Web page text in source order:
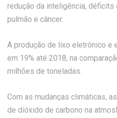
redução da inteligência, déficits
pulmão e câncer.
A produção de lixo eletrônico e
em 19% até 2018, na
milhões de toneladas.
Com as mudanças climáticas,
de dióxido de carbono na